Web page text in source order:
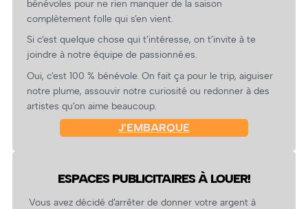
bénévoles pour ne rien manquer de la saison
complètement folle qui s’en vient.
Si c’est quelque chose qui t’intéresse, on t’invite à te
joindre à notre équipe de passionné.es.
Oui, c’est 100 % bénévole. On fait ça pour le trip, aiguiser
notre plume, assouvir notre curiosité ou redonner à des
artistes qu’on aime beaucoup.
J’EMBARQUE
ESPACES PUBLICITAIRES À LOUER!
Vous avez décidé d’arrêter de donner votre argent à